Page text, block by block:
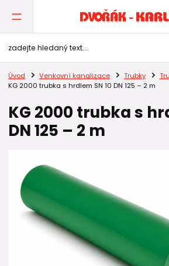
Úvod Venkovní kanalizace Trubky
KG 2000 trubka s hrdlem SN 10 DN 125 – 2 m
KG 2000 trubka s
DN 125 – 2 m